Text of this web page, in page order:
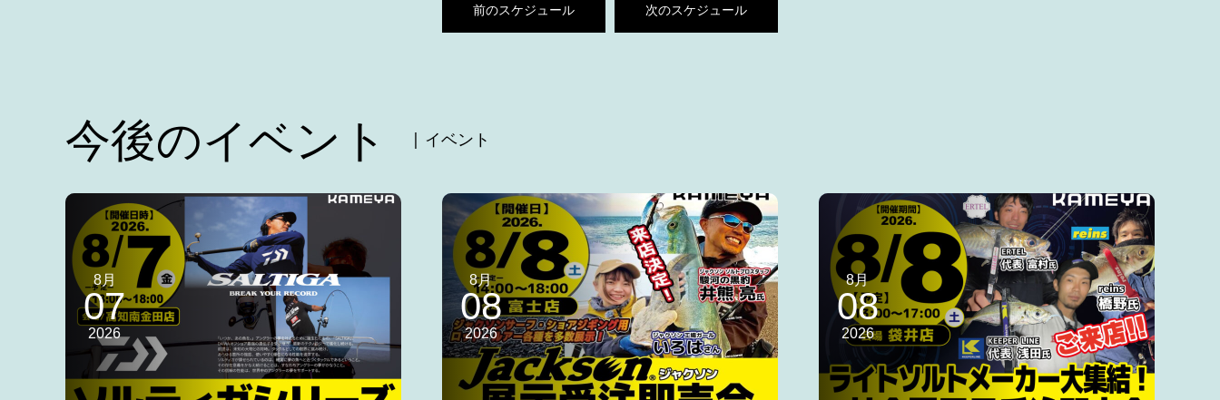
前のスケジュール 次のスケジュール
今後のイベント | イベント
8月
07
2026
8月
08
2026
8月
08
2026